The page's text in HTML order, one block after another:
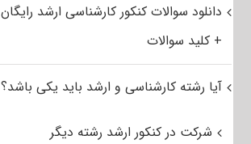
دانلود سوالات کنکور کارشناسی ارشد رایگان
+ کلید سوالات
آیا رشته کارشناسی و ارشد باید یکی باشد؟
شرکت در کنکور ارشد رشته دیگر